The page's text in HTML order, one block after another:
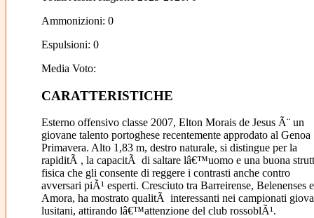
Ammonizioni: 0
Espulsioni: 0
Media Voto:
CARATTERISTICHE
Esterno offensivo classe 2007, Elton Morais de Jesus Ã¨ un
giovane talento portoghese recentemente approdato al Genoa
Primavera. Alto 1,83 m, destro naturale, si distingue per la
rapiditÃ , la capacitÃ di saltare lâ€™uomo e una buona
fisica che gli consente di reggere i contrasti anche contro
avversari piÃ¹ esperti. Cresciuto tra Barreirense, Belenenses e
Amora, ha mostrato qualitÃ interessanti nei campionati
lusitani, attirando lâ€™attenzione del club rossoblÃ¹.